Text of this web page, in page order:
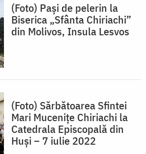
(Foto) Pași de pelerin la
Biserica „Sfânta Chiriachi”
din Molivos, Insula Lesvos
(Foto) Sărbătoarea Sfintei
Mari Mucenițe Chiriachi la
Catedrala Episcopală din
Huși – 7 iulie 2022